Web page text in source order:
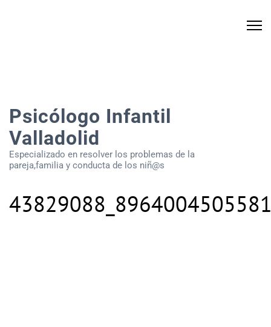
Psicólogo Infantil
Valladolid
Especializado en resolver los problemas de la
pareja,familia y conducta de los niñ@s